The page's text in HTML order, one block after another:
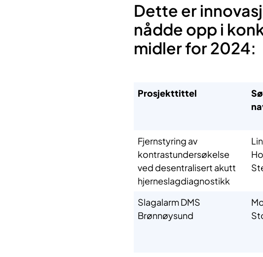
Dette er
nådde opp i
midler for 2024:
Prosjekttittel
Fjernstyring av
kontrastundersøkelse
ved desentralisert akutt
hjerneslagdiagnostikk
Slagalarm DMS
Brønnøysund